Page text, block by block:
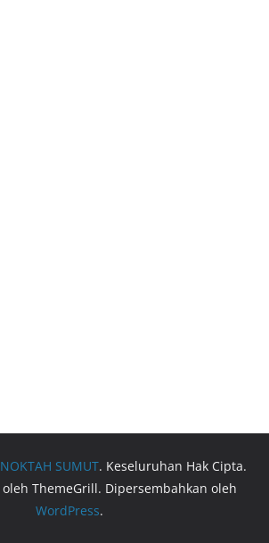
NOKTAH SUMUT. Keseluruhan Hak Cipta.
oleh ThemeGrill. Dipersembahkan oleh
WordPress.